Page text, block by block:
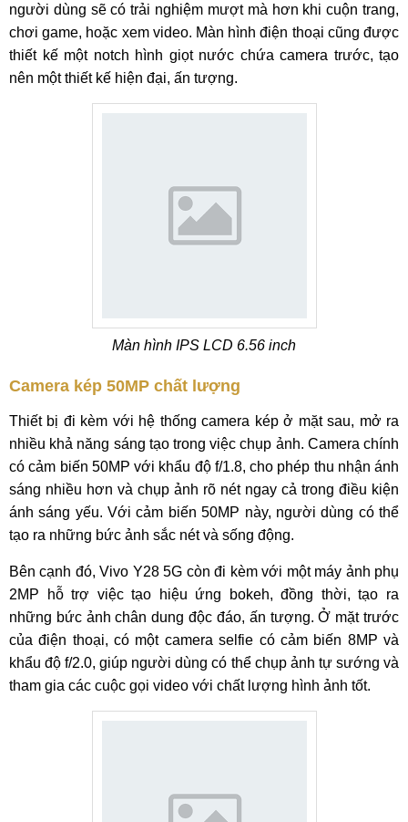
người dùng sẽ có trải nghiệm mượt mà hơn khi cuộn trang,
chơi game, hoặc xem video. Màn hình điện thoại cũng được
thiết kế một notch hình giọt nước chứa camera trước, tạo
nên một thiết kế hiện đại, ấn tượng.
Màn hình IPS LCD 6.56 inch
Camera kép 50MP chất lượng
Thiết bị đi kèm với hệ thống camera kép ở mặt sau, mở ra
nhiều khả năng sáng tạo trong việc chụp ảnh. Camera chính
có cảm biến 50MP với khẩu độ f/1.8, cho phép thu nhận ánh
sáng nhiều hơn và chụp ảnh rõ nét ngay cả trong điều kiện
ánh sáng yếu. Với cảm biến 50MP này, người dùng có thể
tạo ra những bức ảnh sắc nét và sống động.
Bên cạnh đó, Vivo Y28 5G còn đi kèm với một máy ảnh phụ
2MP hỗ trợ việc tạo hiệu ứng bokeh, đồng thời, tạo ra
những bức ảnh chân dung độc đáo, ấn tượng. Ở mặt trước
của điện thoại, có một camera selfie có cảm biến 8MP và
khẩu độ f/2.0, giúp người dùng có thể chụp ảnh tự sướng và
tham gia các cuộc gọi video với chất lượng hình ảnh tốt.